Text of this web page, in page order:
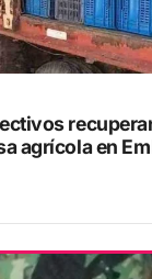
agrícola en